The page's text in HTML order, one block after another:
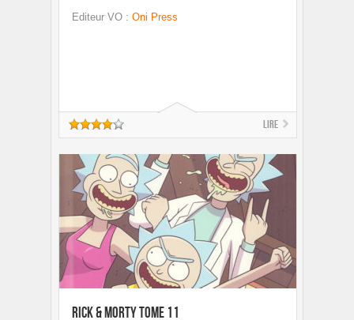
Editeur VO : Oni Press
Lire
Rick & Morty Tome 11